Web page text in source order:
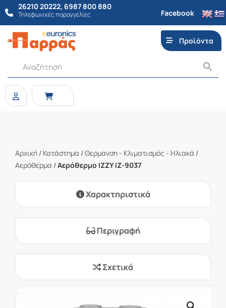
26210 20222, 6987 800 880
Τηλεφωνικές παραγγελίες Facebook
Προϊόντα
Αρχική / Κατάστημα /Θερμανση - Κλιματισμός - Ηλιακά /
Αερόθερμα /Αερόθερμο IZZY IZ-9037
Χαρακτηριστικά
Περιγραφή
Σχετικά